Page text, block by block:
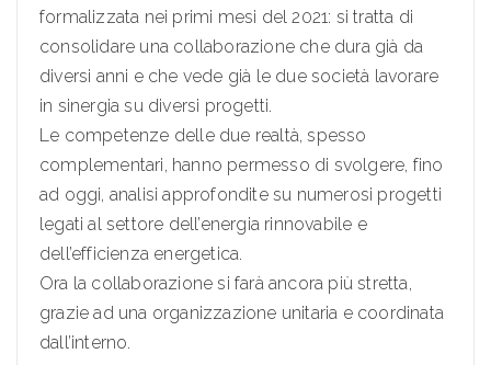
formalizzata nei primi mesi del 2021: si tratta di
consolidare una collaborazione che dura già da
diversi anni e che vede già le due società lavorare
in sinergia su diversi progetti.
Le competenze delle due realtà, spesso
complementari, hanno permesso di svolgere, fino
ad oggi, analisi approfondite su numerosi progetti
legati al settore dell’energia rinnovabile e
dell’efficienza energetica.
Ora la collaborazione si farà ancora più stretta,
grazie ad una organizzazione unitaria e coordinata
dall’interno.